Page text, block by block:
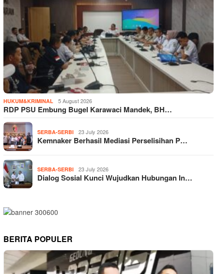
HUKUM&KRIMINAL 5 August 2026
RDP PSU Embung Bugel Karawaci Mandek, BH…
SERBA-SERBI 23 July 2026
Kemnaker Berhasil Mediasi Perselisihan P…
SERBA-SERBI 23 July 2026
Dialog Sosial Kunci Wujudkan Hubungan In…
BERITA POPULER